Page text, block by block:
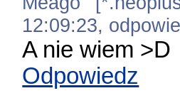
12:09:23,
A nie wiem >D
Odpowiedz